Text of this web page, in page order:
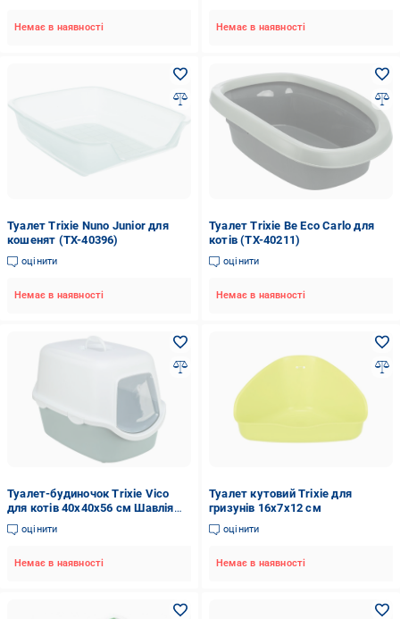
Немає в наявності Немає в наявності
Туалет Trixie Nuno Junior для
кошенят (TX-40396)
оцінити
Немає в наявності
Туалет Trixie Be Eco Carlo для
котів (TX-40211)
оцінити
Немає в наявності
Туалет-будиночок Trixie Vico
для котів 40х40х56 см Шавлія
(TX-402710)
оцінити
Немає в наявності
Туалет кутовий Trixie для
гризунів 16х7х12 см
оцінити
Немає в наявності